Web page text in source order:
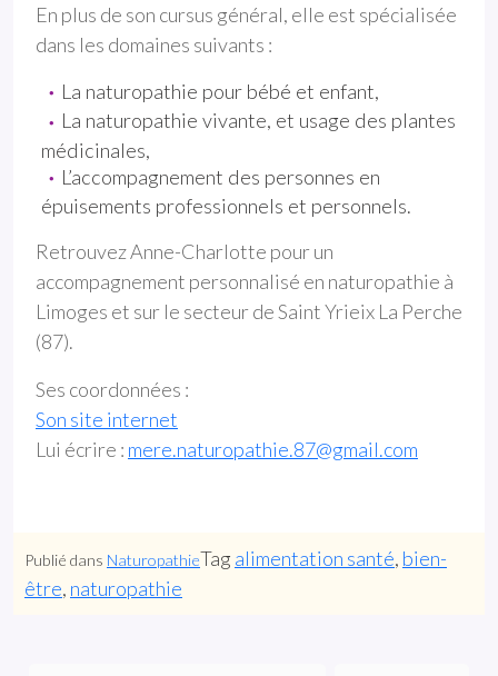
En plus de son cursus général, elle est spécialisée
dans les domaines suivants :
La naturopathie pour bébé et enfant,
La naturopathie vivante, et usage des plantes
médicinales,
L’accompagnement des personnes en
épuisements professionnels et personnels.
Retrouvez Anne-Charlotte pour un
accompagnement personnalisé en naturopathie à
Limoges et sur le secteur de Saint Yrieix La Perche
(87).
Ses coordonnées :
Son site internet
Lui écrire : mere.naturopathie.87@gmail.com
Publié dans NaturopathieTag alimentation santé, bien-
être, naturopathie